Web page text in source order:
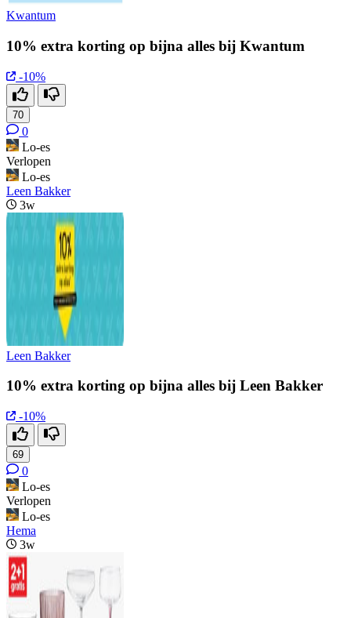
Kwantum
10% extra korting op bijna alles bij Kwantum
-10%
70
0
Lo-es
Verlopen
Lo-es
Leen Bakker
3w
Leen Bakker
10% extra korting op bijna alles bij Leen Bakker
-10%
69
0
Lo-es
Verlopen
Lo-es
Hema
3w